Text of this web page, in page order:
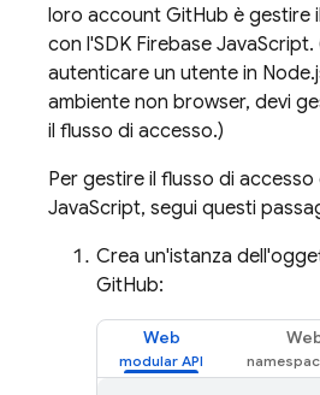
loro account GitHub è gestire
con l'SDK Firebase JavaScript.
autenticare un utente in
ambiente non browser, devi
il flusso di accesso.)
Per gestire il flusso di accesso
JavaScript, segui questi
Crea un'istanza
GitHub:
Web